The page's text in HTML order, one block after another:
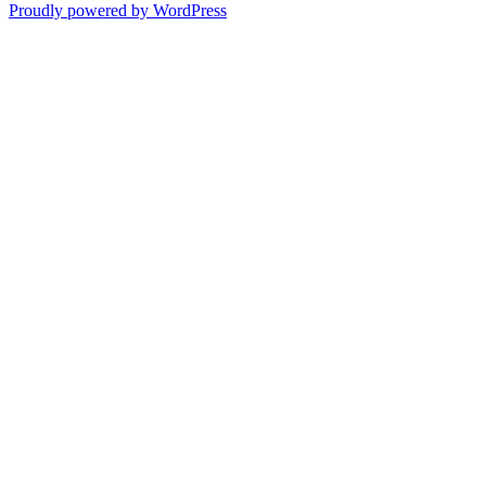
Proudly powered by WordPress